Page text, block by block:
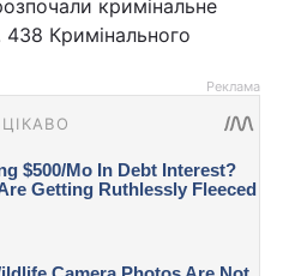
кримінальне
Кримінального
Реклама